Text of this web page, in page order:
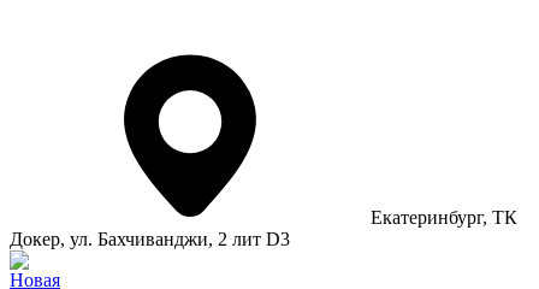
Екатеринбург, ТК
Докер, ул. Бахчиванджи, 2 лит D3